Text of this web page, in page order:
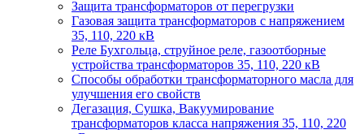
Защита трансформаторов от перегрузки
Газовая защита трансформаторов с напряжением
35, 110, 220 кВ
Реле Бухгольца, струйное реле, газоотборные
устройства трансформаторов 35, 110, 220 кВ
Способы обработки трансформаторного масла для
улучшения его свойств
Дегазация, Сушка, Вакуумирование
трансформаторов класса напряжения 35, 110, 220